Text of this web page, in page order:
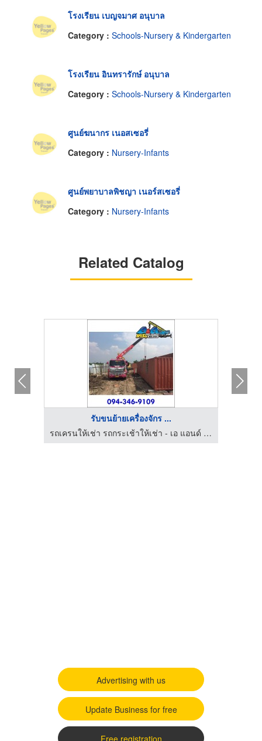
โรงเรียน เบญจมาศ อนุบาล
Category : Schools-Nursery & Kindergarten
โรงเรียน อินทรารักษ์ อนุบาล
Category : Schools-Nursery & Kindergarten
ศูนย์ฆนากร เนอสเซอรี่
Category : Nursery-Infants
ศูนย์พยาบาลพิชญา เนอร์สเซอรี่
Category : Nursery-Infants
Related Catalog
รับขนย้ายเครื่องจักร ...
รถเครนให้เช่า รถกระเช้าให้เช่า - เอ แอนด์ เอ เครน
Advertising with us
Update Business for free
Free registration